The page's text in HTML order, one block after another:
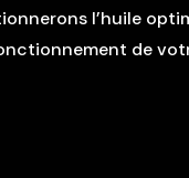
l’huile
de